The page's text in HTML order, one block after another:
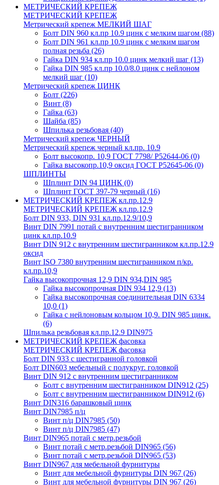
МЕТРИЧЕСКИЙ КРЕПЕЖ
МЕТРИЧЕСКИЙ КРЕПЕЖ
Метрический крепеж МЕЛКИЙ ШАГ
Болт DIN 960 кл.пр 10.9 цинк с мелким шагом (88)
Болт DIN 961 кл.пр 10.9 цинк с мелким шагом
полная резьба (26)
Гайка DIN 934 кл.пр 10.0 цинк мелкий шаг (13)
Гайка DIN 985 кл.пр 10.0/8.0 цинк с нейлоном
мелкий шаг (10)
Метрический крепеж ЦИНК
Болт (226)
Винт (8)
Гайка (63)
Шайба (85)
Шпилька резьбовая (40)
Метрический крепеж ЧЕРНЫЙ
Метрический крепеж черный кл.пр. 10.9
Болт высокопр. 10,9 ГОСТ 7798/ Р52644-06 (0)
Гайка высокопр.10,9 оксид ГОСТ Р52645-06 (0)
ШПЛИНТЫ
Шплинт DIN 94 ЦИНК (0)
Шплинт ГОСТ 397-79 черный (16)
МЕТРИЧЕСКИЙ КРЕПЕЖ кл.пр.12.9
МЕТРИЧЕСКИЙ КРЕПЕЖ кл.пр.12.9
Болт DIN 933, DIN 931 кл.пр.12.9/10,9
Винт DIN 7991 потай с внутренним шестигранником
цинк кл.пр.10.9
Винт DIN 912 с внутренним шестигранником кл.пр.12.9
оксид
Винт ISO 7380 внутренним шестигранником п/кр.
кл.пр.10,9
Гайка высокопрочная 12,9 DIN 934,DIN 985
Гайка высокопрочная DIN 934 12,9 (13)
Гайка высокопрочная соединительная DIN 6334
10,0 (1)
Гайка с нейлоновым кольцом 10,9. DIN 985 цинк.
(6)
Шпилька резьбовая кл.пр.12.9 DIN975
МЕТРИЧЕСКИЙ КРЕПЕЖ фасовка
МЕТРИЧЕСКИЙ КРЕПЕЖ фасовка
Болт DIN 933 с шестигранной головкой
Болт DIN603 мебельный с полукруг. головкой
Винт DIN 912 с внутренним шестигранником
Болт с внутренним шестигранником DIN912 (25)
Болт с внутренним шестигранником DIN912 (6)
Винт DIN316 барашковый цинк
Винт DIN7985 п/ц
Винт п/ц DIN7985 (50)
Винт п/ц DIN7985 (47)
Винт DIN965 потай с метр.резьбой
Винт потай с метр.резьбой DIN965 (56)
Винт потай с метр.резьбой DIN965 (53)
Винт DIN967 для мебельной фурнитуры
Винт для мебельной фурнитуры DIN 967 (26)
Винт для мебельной фурнитуры DIN 967 (26)